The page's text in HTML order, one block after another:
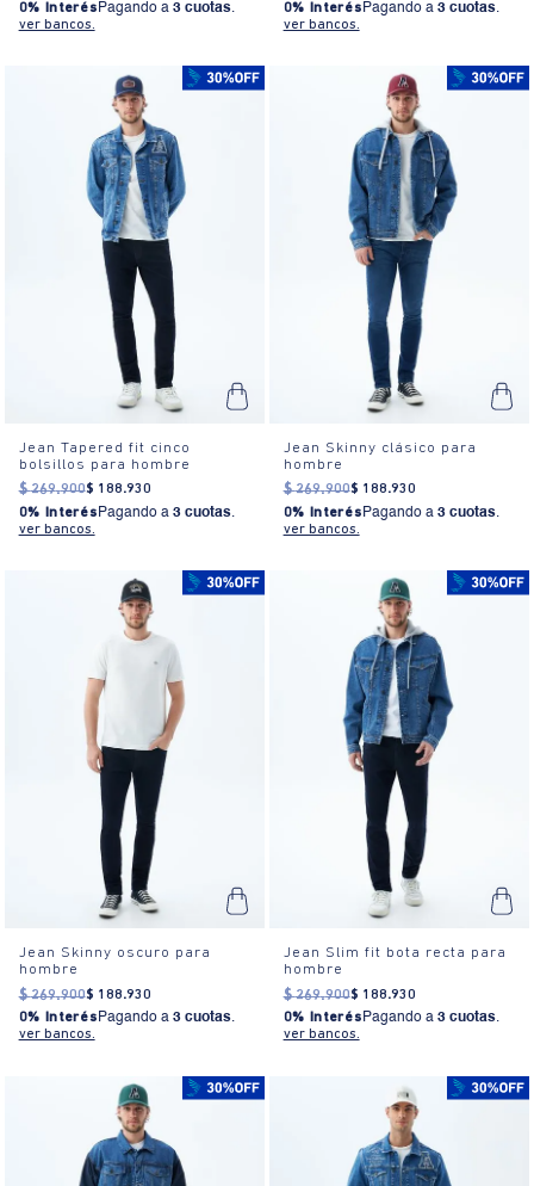
0% Interés Pagando a 3 cuotas.
ver bancos.
0% Interés Pagando a 3 cuotas.
ver bancos.
Jean Tapered fit cinco
bolsillos para hombre
$ 269.900$ 188.930
0% Interés Pagando a 3 cuotas.
ver bancos.
Jean Skinny clásico para
hombre
$ 269.900$ 188.930
0% Interés Pagando a 3 cuotas.
ver bancos.
Jean Skinny oscuro para
hombre
$ 269.900$ 188.930
0% InterésPagando a 3 cuotas.
ver bancos.
Jean Slim fit bota recta para
hombre
$ 269.900$ 188.930
0% InterésPagando a 3 cuotas.
ver bancos.